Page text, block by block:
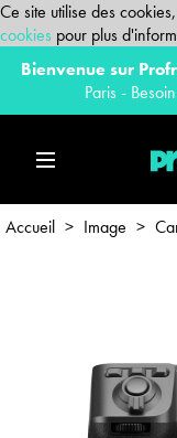
Ce site utilise des
cookies pour plus
Bienvenue sur
Paris -
Accueil > Image >